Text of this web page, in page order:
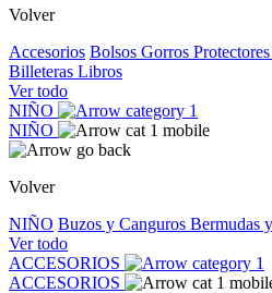
Volver
Accesorios Bolsos Gorros Protectores
Billeteras Libros
Ver todo
NIÑO
NIÑO
Volver
NIÑO Buzos y Canguros Bermudas
Ver todo
ACCESORIOS
ACCESORIOS